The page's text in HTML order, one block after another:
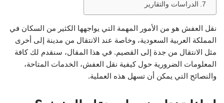
الدراسات والتقارير
نقل العفش هو من الأمور المهمة التي يواجهها الكثير من السكان في
المملكة العربية السعودية، وخاصة عند الانتقال من مدينة إلى أخرى
مثل الانتقال من جدة إلى القصيم. في هذا المقال، سنقدم لك كافة
المعلومات الضرورية حول كيفية نقل العفش، الخدمات المتاحة،
والنصائح التي يمكن أن تسهل هذه العملية.